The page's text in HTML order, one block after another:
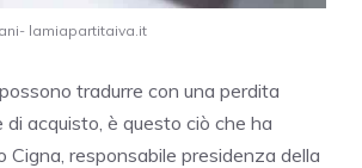
lamiapartitaiva.it
tradurre con una perdita
acquisto, è questo ciò che ha
Cigna, responsabile presidenza della